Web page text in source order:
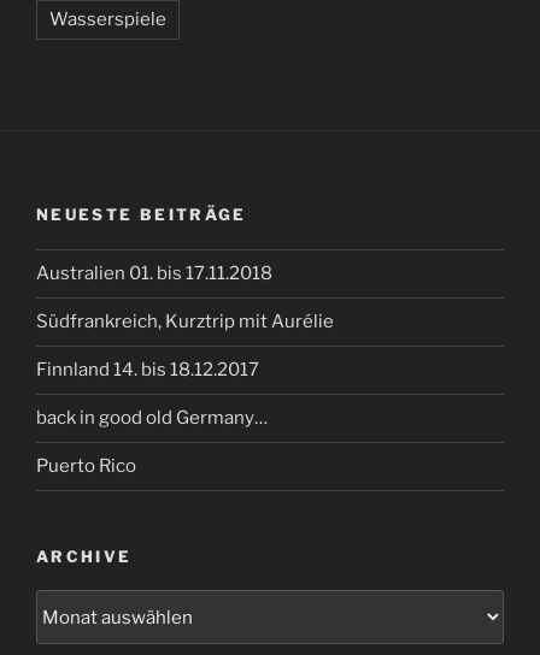
Wasserspiele
NEUESTE BEITRÄGE
Australien 01. bis 17.11.2018
Südfrankreich, Kurztrip mit Aurélie
Finnland 14. bis 18.12.2017
back in good old Germany…
Puerto Rico
ARCHIVE